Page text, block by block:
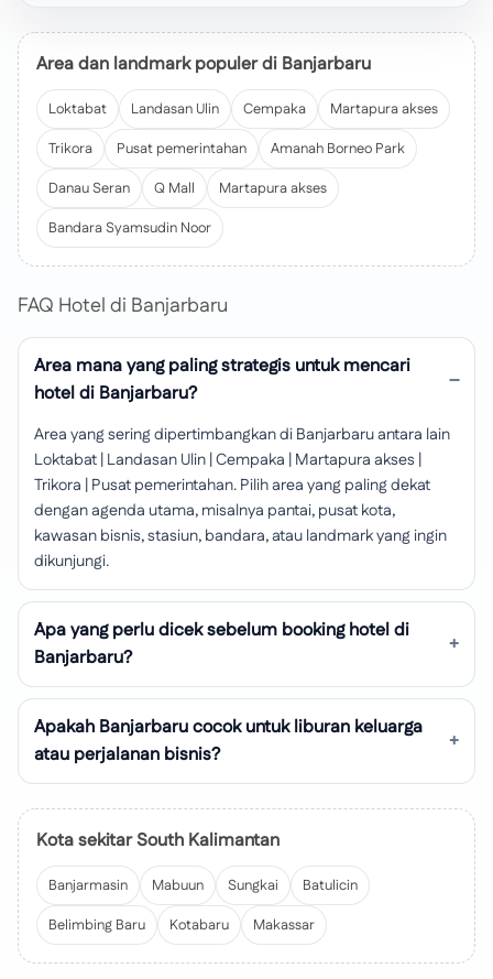
Area dan landmark populer di Banjarbaru
Loktabat Landasan Ulin Cempaka
Martapura akses
Trikora
Pusat pemerintahan
Amanah Borneo Park
Danau Seran
Q Mall
Martapura akses
Bandara Syamsudin Noor
FAQ Hotel di Banjarbaru
Area mana yang paling strategis untuk mencari
hotel di Banjarbaru?
Area yang sering dipertimbangkan di Banjarbaru antara lain
Loktabat | Landasan Ulin | Cempaka | Martapura akses |
Trikora | Pusat pemerintahan. Pilih area yang paling dekat
dengan agenda utama, misalnya pantai, pusat kota,
kawasan bisnis, stasiun, bandara, atau landmark yang ingin
dikunjungi.
Apa yang perlu dicek sebelum booking hotel di
Banjarbaru?
Apakah Banjarbaru cocok untuk liburan keluarga
atau perjalanan bisnis?
Kota sekitar South Kalimantan
Banjarmasin Mabuun Sungkai
Batulicin
Belimbing Baru
Kotabaru Makassar